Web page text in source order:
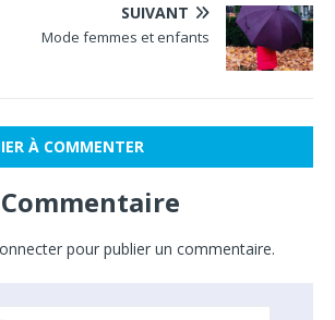
SUIVANT
Mode femmes et enfants
À COMMENTER
pour publier un commentaire.